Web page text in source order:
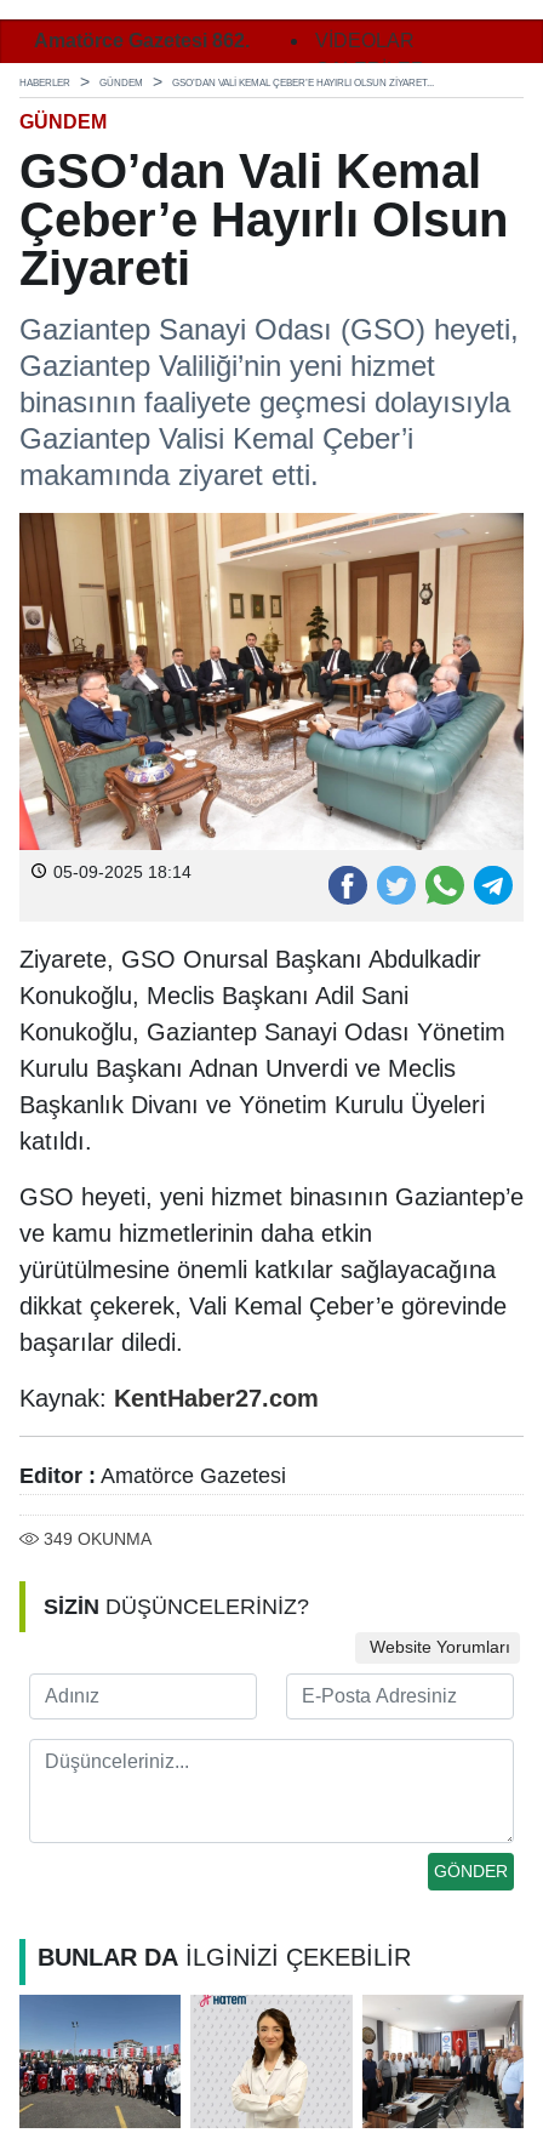
Amatörce Gazetesi 862.
Sayı 1. Sayfa
Amatörce Gazetesi 862.
Sayı 2. Sayfa
Sayı
VİDEOLAR
GALERİLER
HABERLER GÜNDEM GSO’DAN VALI KEMAL ÇEBER’E HAYIRLI OLSUN ZIYARET...
GÜNDEM
GSO’dan Vali Kemal
Çeber’e Hayırlı Olsun
Ziyareti
Gaziantep Sanayi Odası (GSO) heyeti,
Gaziantep Valiliği’nin yeni hizmet
binasının faaliyete geçmesi dolayısıyla
Gaziantep Valisi Kemal Çeber’i
makamında ziyaret etti.
05-09-2025 18:14
Ziyarete, GSO Onursal Başkanı Abdulkadir
Konukoğlu, Meclis Başkanı Adil Sani
Konukoğlu, Gaziantep Sanayi Odası Yönetim
Kurulu Başkanı Adnan Unverdi ve Meclis
Başkanlık Divanı ve Yönetim Kurulu Üyeleri
katıldı.
GSO heyeti, yeni hizmet binasının Gaziantep’e
ve kamu hizmetlerinin daha etkin
yürütülmesine önemli katkılar sağlayacağına
dikkat çekerek, Vali Kemal Çeber’e görevinde
başarılar diledi.
Kaynak: KentHaber27.com
Editor : Amatörce Gazetesi
349 OKUNMA
SİZİN DÜŞÜNCELERİNİZ?
Website Yorumları
BUNLAR DA İLGİNİZİ ÇEKEBİLİR